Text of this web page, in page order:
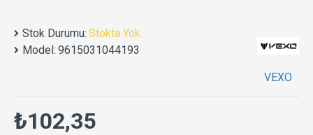
Stok Durumu: Stokta Yok
Model: 9615031044193
VEXO
₺102,35